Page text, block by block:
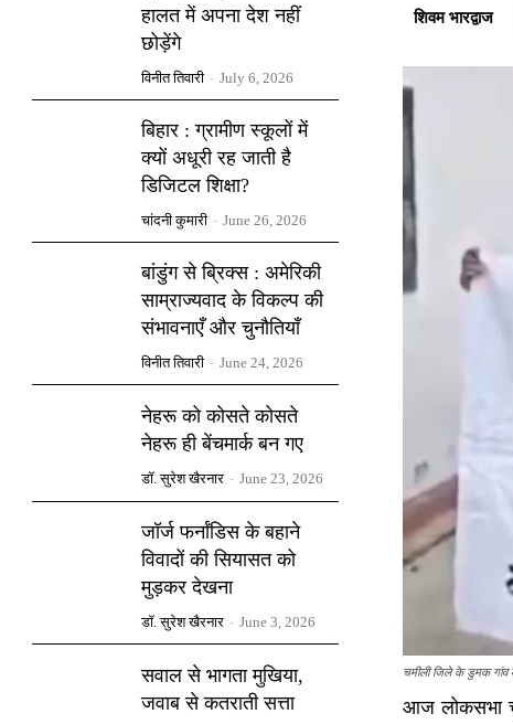
हालत में अपना देश नहीं
छोड़ेंगे
विनीत तिवारी - July 6, 2026
बिहार : ग्रामीण स्कूलों में
क्यों अधूरी रह जाती है
डिजिटल शिक्षा?
चांदनी कुमारी - June 26, 2026
बांडुंग से ब्रिक्स : अमेरिकी
साम्राज्यवाद के विकल्प की
संभावनाएँ और चुनौतियाँ
विनीत तिवारी - June 24, 2026
नेहरू को कोसते कोसते
नेहरू ही बेंचमार्क बन गए
डॉ. सुरेश खैरनार - June 23, 2026
जॉर्ज फर्नांडिस के बहाने
विवादों की सियासत को
मुड़कर देखना
डॉ. सुरेश खैरनार - June 3, 2026
सवाल से भागता मुखिया,
जवाब से कतराती सत्ता
शिवम भारद्वाज
चमीली जिले के डुमक गांव
आज लोकसभा